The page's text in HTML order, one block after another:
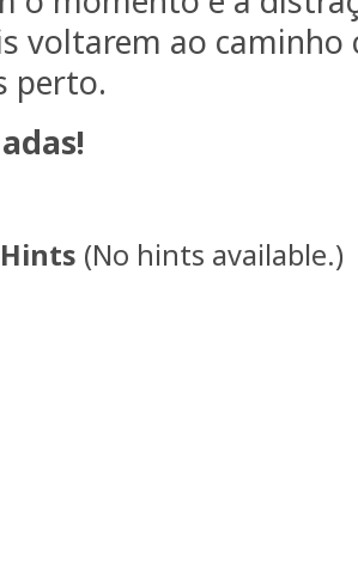
voltarem ao caminho
perto.
(No hints available.)